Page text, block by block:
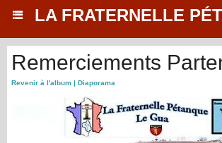
LA FRATERNELLE
Remerciements
Revenir à l'album | Diaporama